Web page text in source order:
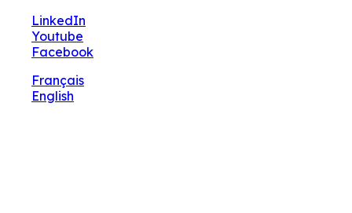
LinkedIn
Youtube
Facebook
Français
English
🔧 Notre site fait peau neuve ! Informations et
charte graphique en cours de mise à jour : merci
pour votre patience.